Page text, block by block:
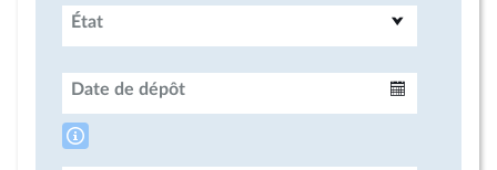
État
Date de dépôt